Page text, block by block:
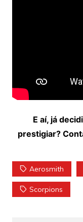
E aí, já
prestigiar?
Aerosmith
Scorpions